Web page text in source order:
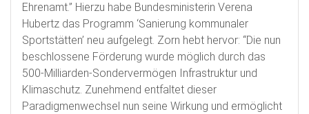
Ehrenamt.” Hierzu habe Bundesministerin Verena
Hubertz das Programm ‘Sanierung kommunaler
Sportstätten’ neu aufgelegt. Zorn hebt hervor: “Die nun
beschlossene Förderung wurde möglich durch das
500-Milliarden-Sondervermögen Infrastruktur und
Klimaschutz. Zunehmend entfaltet dieser
Paradigmenwechsel nun seine Wirkung und ermöglicht